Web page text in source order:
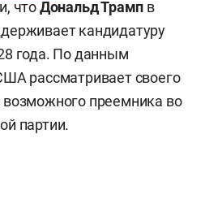
чтоДональд Трамп в
кандидатуру
года. По данным
рассматривает своего
возможного преемника во
партии.